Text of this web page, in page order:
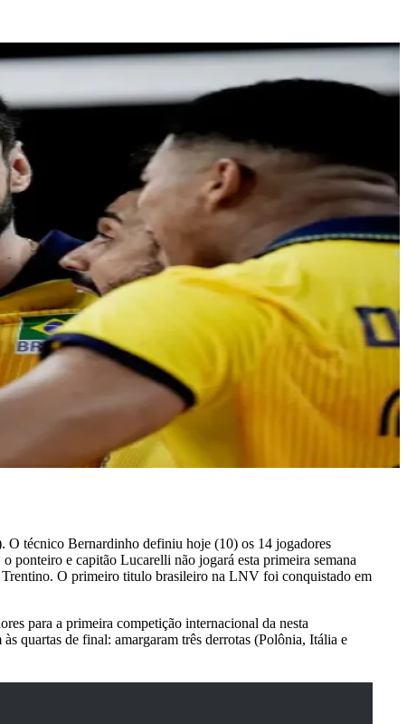
O técnico Bernardinho definiu hoje (10) os 14 jogadores
ponteiro e capitão Lucarelli não jogará esta primeira semana
O primeiro titulo brasileiro na LNV foi conquistado em
para a primeira competição internacional da nesta
quartas de final: amargaram três derrotas (Polônia, Itália e